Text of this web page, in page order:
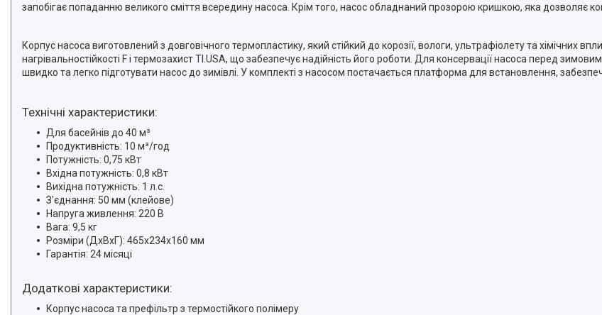
запобігає попаданню великого сміття всередину насоса. Крім того, насос обладнаний прозорою кришкою, яка дозволяє
Корпус насоса виготовлений з довговічного термопластику, який стійкий до корозії, вологи, ультрафіолету та хімічних
нагрівальностійкості F і термозахист TI.USA, що забезпечує надійність його роботи. Для консервації насоса перед
швидко та легко підготувати насос до зимівлі. У комплекті з насосом постачається платформа для встановлення,
Технічні характеристики:
Для басейнів до 40 м³
Продуктивність: 10 м³/год
Потужність: 0,75 кВт
Вхідна потужність: 0,8 кВт
Вихідна потужність: 1 л.с.
З'єднання: 50 мм (клейове)
Напруга живлення: 220 В
Вага: 9,5 кг
Розміри (ДхВхГ): 465х234х160 мм
Гарантія: 24 місяці
Додаткові характеристики:
Корпус насоса та префільтр з термостійкого полімеру